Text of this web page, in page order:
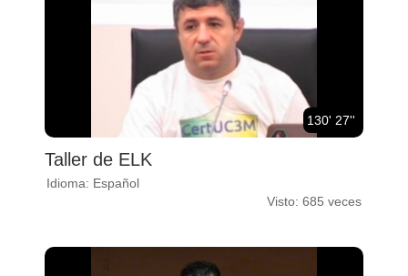
130' 27''
Taller de ELK
Idioma: Español
Visto: 685 veces